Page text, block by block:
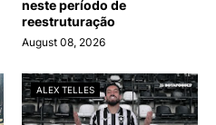
neste período de
reestruturação
August 08, 2026
ALEX TELLES